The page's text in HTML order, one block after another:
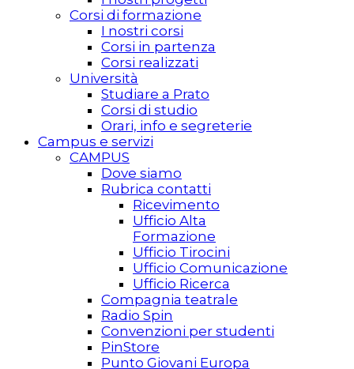
Corsi di formazione
I nostri corsi
Corsi in partenza
Corsi realizzati
Università
Studiare a Prato
Corsi di studio
Orari, info e segreterie
Campus e servizi
CAMPUS
Dove siamo
Rubrica contatti
Ricevimento
Ufficio Alta
Formazione
Ufficio Tirocini
Ufficio Comunicazione
Ufficio Ricerca
Compagnia teatrale
Radio Spin
Convenzioni per studenti
PinStore
Punto Giovani Europa